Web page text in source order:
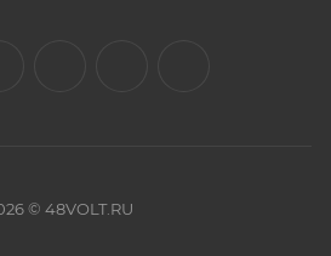
© 48VOLT.RU